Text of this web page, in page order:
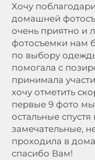
Хочу
домашней
очень приятно и
фотосъемки нам
по выбору
помогала с
принимала
хочу отметить
первые 9 фото мы
остальные
замечательные,
проходила в
спасибо Вам!